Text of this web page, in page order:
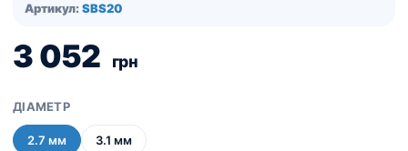
Артикул: SBS20
3 052 грн
ДІАМЕТР
2.7 мм 3.1 мм